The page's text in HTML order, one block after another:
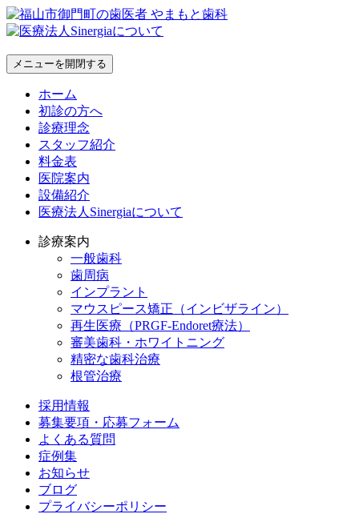
メニューを開閉する
ホーム
初診の方へ
診療理念
スタッフ紹介
料金表
医院案内
設備紹介
医療法人Sinergiaについて
診療案内
一般歯科
歯周病
インプラント
マウスピース矯正（インビザライン）
再生医療（PRGF-Endoret療法）
審美歯科・ホワイトニング
精密な歯科治療
根管治療
採用情報
募集要項・応募フォーム
よくある質問
症例集
お知らせ
ブログ
プライバシーポリシー